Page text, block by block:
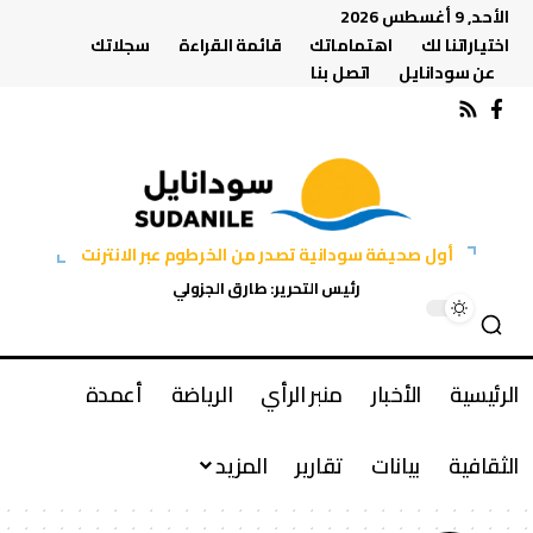
الأحد, 9 أغسطس 2026
اختياراتنا لك
اهتماماتك قائمة القراءة
سجلاتك
عن سودانايل
اتصل بنا
أول صحيفة سودانية تصدر من الخرطوم عبر الانترنت
رئيس التحرير: طارق الجزولي
الرئيسية الأخبار منبر الرأي الرياضة
أعمدة
الثقافية
بيانات تقارير المزيد